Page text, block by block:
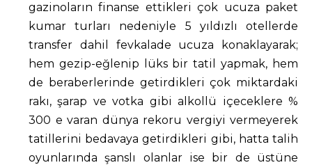
gazinoların finanse ettikleri çok ucuza paket
kumar turları nedeniyle 5 yıldızlı otellerde
transfer dahil fevkalade ucuza konaklayarak;
hem gezip-eğlenip lüks bir tatil yapmak, hem
de beraberlerinde getirdikleri çok miktardaki
rakı, şarap ve votka gibi alkollü içeceklere %
300 e varan dünya rekoru vergiyi vermeyerek
tatillerini bedavaya getirdikleri gibi, hatta talih
oyunlarında şanslı olanlar ise bir de üstüne